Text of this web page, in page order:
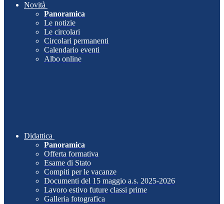
Novità
Panoramica
Le notizie
Le circolari
Circolari permanenti
Calendario eventi
Albo online
Didattica
Panoramica
Offerta formativa
Esame di Stato
Compiti per le vacanze
Documenti del 15 maggio a.s. 2025-2026
Lavoro estivo future classi prime
Galleria fotografica